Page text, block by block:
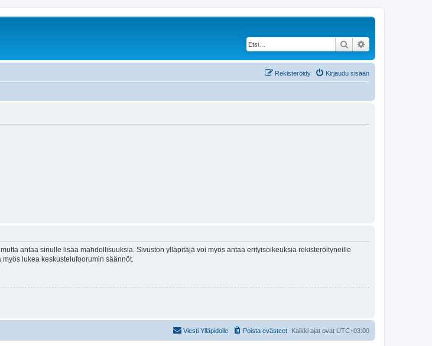
Etsi
Kirjaudu sisään
Rekisteröidy
antaa sinulle lisää mahdollisuuksia. Sivuston ylläpitäjä voi myös antaa erityisoikeuksia rekisteröityneille
lukea keskustelufoorumin säännöt.
Kaikki ajat ovat UTC+03:00
Poista evästeet
Viesti Ylläpidolle